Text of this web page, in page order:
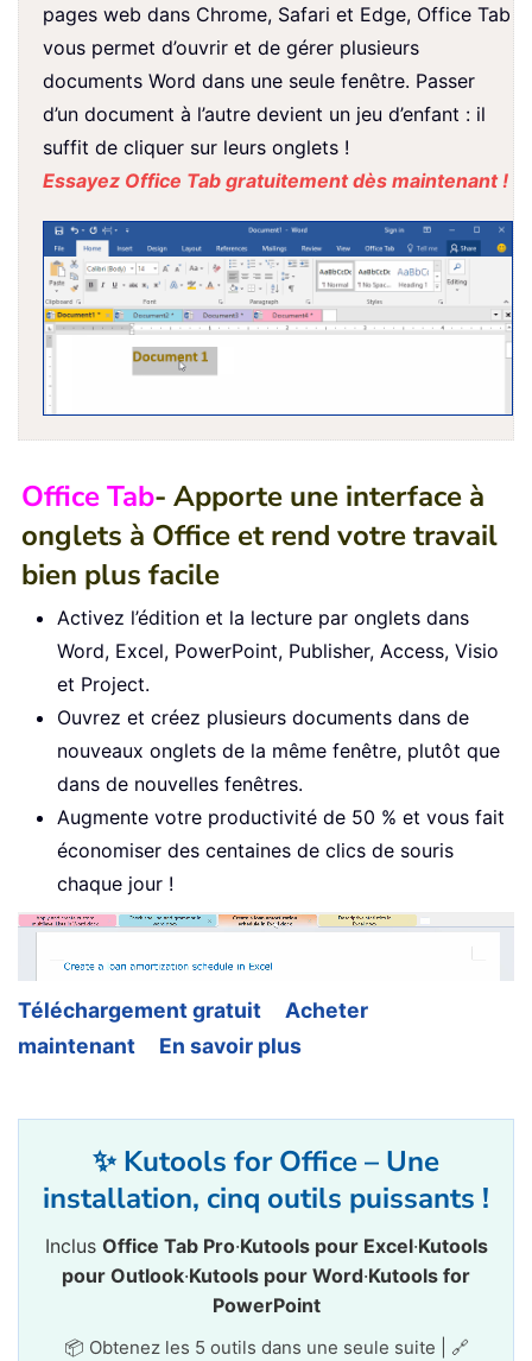
pages web dans Chrome, Safari et Edge, Office Tab
vous permet d’ouvrir et de gérer plusieurs
documents Word dans une seule fenêtre. Passer
d’un document à l’autre devient un jeu d’enfant : il
suffit de cliquer sur leurs onglets !
Essayez Office Tab gratuitement dès maintenant !
Office Tab- Apporte une interface à
onglets à Office et rend votre travail
bien plus facile
Activez l’édition et la lecture par onglets dans
Word, Excel, PowerPoint, Publisher, Access, Visio
et Project.
Ouvrez et créez plusieurs documents dans de
nouveaux onglets de la même fenêtre, plutôt que
dans de nouvelles fenêtres.
Augmente votre productivité de 50 % et vous fait
économiser des centaines de clics de souris
chaque jour !
Téléchargement gratuit
Acheter
maintenant
En savoir plus
✨ Kutools for Office – Une
installation, cinq outils puissants !
Inclus Office Tab Pro·Kutools pour Excel·Kutools
pour Outlook·Kutools pour Word·Kutools for
PowerPoint
📦 Obtenez les 5 outils dans une seule suite | 🔗